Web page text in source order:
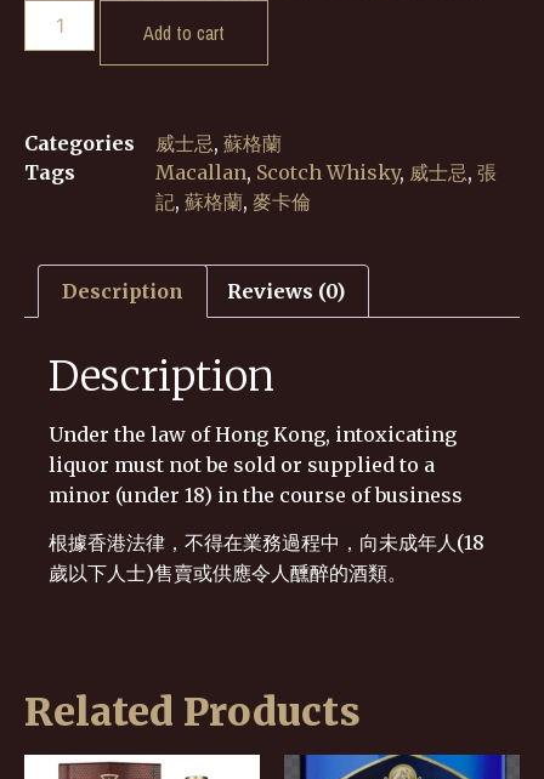
Add to cart
Categories 威士忌, 蘇格蘭
Tags
Macallan, Scotch Whisky, 威士忌, 張
記, 蘇格蘭, 麥卡倫
Description Reviews (0)
Description
Under the law of Hong Kong, intoxicating
liquor must not be sold or supplied to a
minor (under 18) in the course of business
根據香港法律，不得在業務過程中，向未成年人(18
歲以下人士)售賣或供應令人醺醉的酒類。
Related Products